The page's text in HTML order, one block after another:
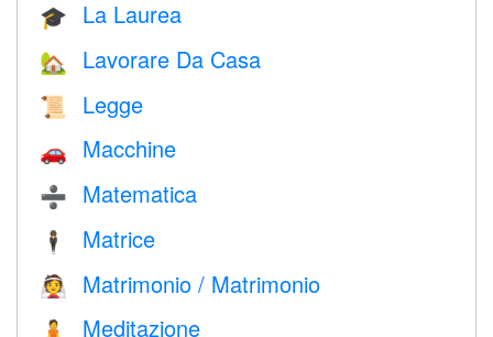
🎓 La Laurea
🏡 Lavorare Da Casa
📜 Legge
🚗 Macchine
➗ Matematica
🕴️ Matrice
👰 Matrimonio / Matrimonio
🧘 Meditazione